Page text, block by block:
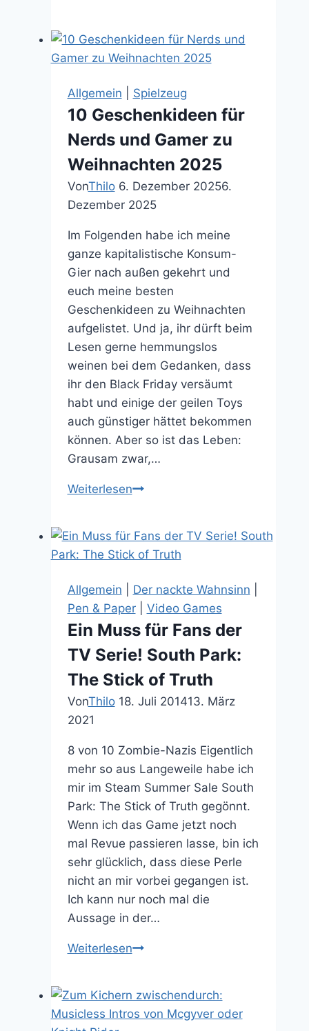
doller:
80-
Serien
Revival
Allgemein Spielzeug
10 Geschenkideen für
Nerds und Gamer zu
Weihnachten 2025
VonThilo 6. Dezember 20256.
Dezember 2025
Im Folgenden habe ich meine
ganze kapitalistische Konsum-
Gier nach außen gekehrt und
euch meine besten
Geschenkideen zu Weihnachten
aufgelistet. Und ja, ihr dürft beim
Lesen gerne hemmungslos
weinen bei dem Gedanken, dass
ihr den Black Friday versäumt
habt und einige der geilen Toys
auch günstiger hättet bekommen
können. Aber so ist das Leben:
Grausam zwar,…
Weiterlesen10
Nerds
und
zu
Weihnachten
2025
Allgemein Der nackte Wahnsinn
Pen & Paper| Video Games
Ein Muss für Fans der
TV Serie! South Park:
The Stick of Truth
VonThilo 18. Juli 201413. März
2021
8 von 10 Zombie-Nazis Eigentlich
mehr so aus Langeweile habe ich
mir im Steam Summer Sale South
Park: The Stick of Truth gegönnt.
Wenn ich das Game jetzt noch
mal Revue passieren lasse, bin ich
sehr glücklich, dass diese Perle
nicht an mir vorbei gegangen ist.
Ich kann nur noch mal die
Aussage in der…
WeiterlesenEin
Fans
der